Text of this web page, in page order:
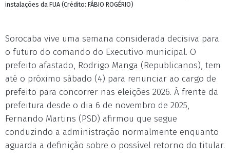
instalações da FUA (Crédito: FÁBIO ROGÉRIO)
Sorocaba vive uma semana considerada decisiva para
o futuro do comando do Executivo municipal. O
prefeito afastado, Rodrigo Manga (Republicanos), tem
até o próximo sábado (4) para renunciar ao cargo de
prefeito para concorrer nas eleições 2026. À frente da
prefeitura desde o dia 6 de novembro de 2025,
Fernando Martins (PSD) afirmou que segue
conduzindo a administração normalmente enquanto
aguarda a definição sobre o possível retorno do titular.